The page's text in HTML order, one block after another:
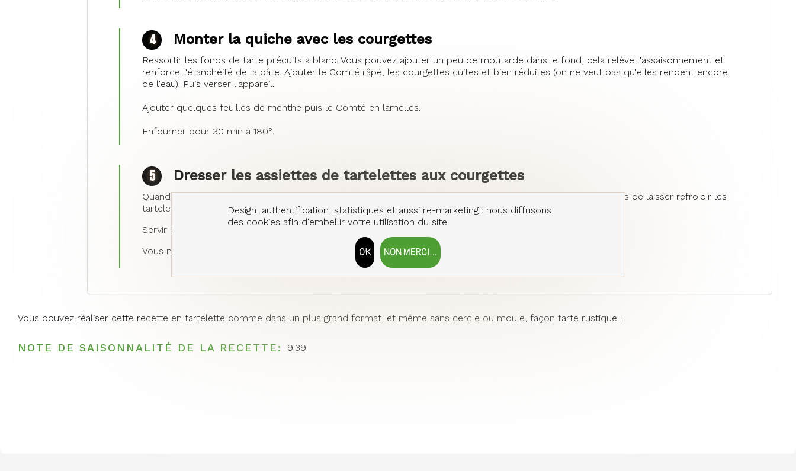
Monter la quiche avec les courgettes
Ressortir les fonds de tarte précuits à blanc. Vous pouvez ajouter un peu de moutarde dans le fond, cela relève l'assaisonnement et
renforce l'étanchéité de la pâte. Ajouter le Comté râpé, les courgettes cuites et bien réduites (on ne veut pas qu'elles rendent encore
de l'eau). Puis verser l'appareil.
Ajouter quelques feuilles de menthe puis le Comté en lamelles.
Enfourner pour 30 min à 180°.
Dresser les assiettes de tartelettes aux courgettes
Quand les tartelettes (ou la quiche) sont cuites, attendre un peu puis décercler. Dans l'idéal, je prends le temps de laisser refroidir les
tartelettes puis je les réchauffe avant de servir. Cela leur donne une meilleure tenue à la découpe.
Servir avec une salade de mesclun, vinaigrette agrumes - amandes grillées et baies roses.
Vous m'en direz des nouvelles !
Vous pouvez réaliser cette recette en tartelette comme dans un plus grand format, et même sans cercle ou moule, façon tarte rustique !
NOTE DE SAISONNALITÉ DE LA RECETTE 9.39
Design, authentification, statistiques et aussi re-marketing : nous diffusons
des cookies afin d'embellir votre utilisation du site.
NON MERCI...
OK
RETIRER LE CONSENTEMENT